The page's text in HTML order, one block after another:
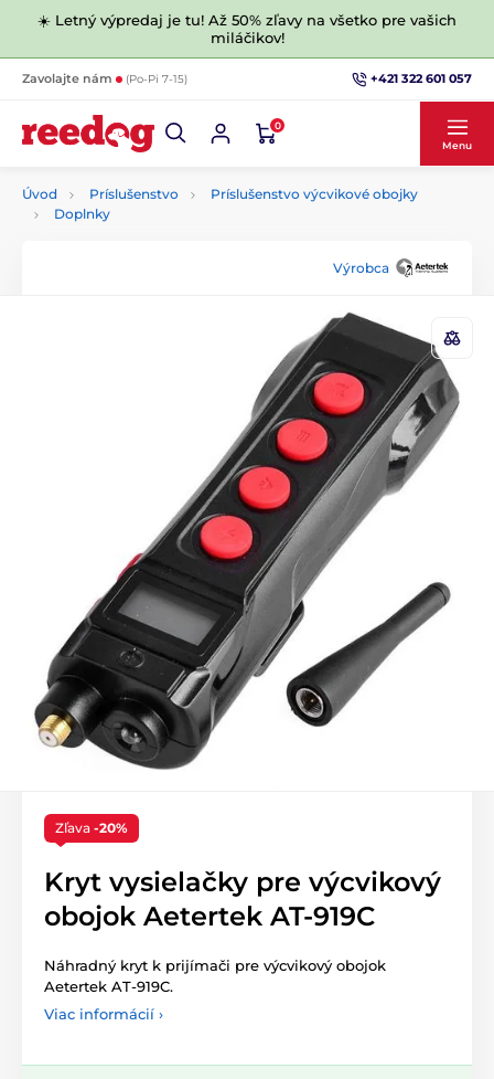
☀️ Letný výpredaj je tu! Až 50% zľavy na všetko pre vašich
miláčikov!
Zavolajte nám (Po-Pi 7-15) +421 322 601 057
0
Menu
Úvod Príslušenstvo
Príslušenstvo výcvikové obojky
Doplnky
Výrobca
Zľava -20%
Kryt vysielačky pre výcvikový
obojok Aetertek AT-919C
Náhradný kryt k prijímači pre výcvikový obojok
Aetertek AT-919C.
Viac informácií ›